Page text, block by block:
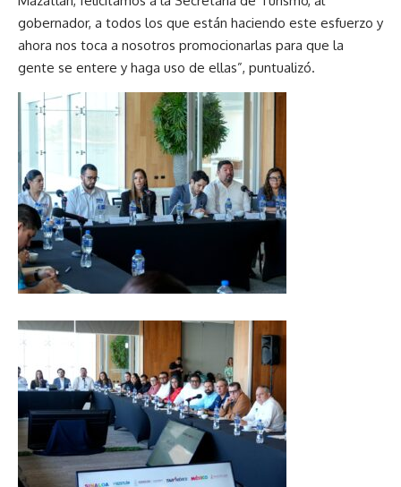
gobernador, a todos los que están haciendo este esfuerzo y
ahora nos toca a nosotros promocionarlas para que la
gente se entere y haga uso de ellas”, puntualizó.